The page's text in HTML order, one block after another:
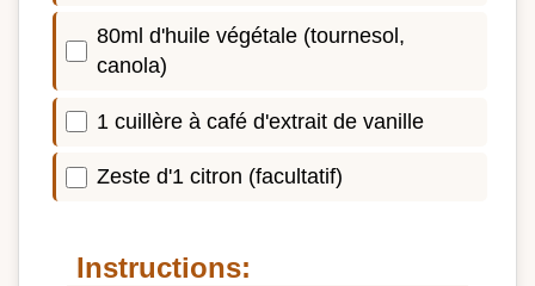
80ml d'huile végétale (tournesol,
canola)
1 cuillère à café d'extrait de vanille
Zeste d'1 citron (facultatif)
Instructions: